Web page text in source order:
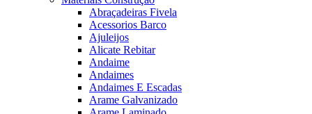
Abraçadeiras Fivela
Acessorios Barco
Ajuleijos
Alicate Rebitar
Andaime
Andaimes
Andaimes E Escadas
Arame Galvanizado